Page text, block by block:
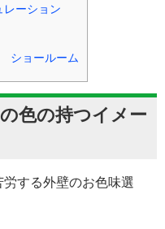
ーション
ショールーム
色の持つイメー
する外壁のお色味選